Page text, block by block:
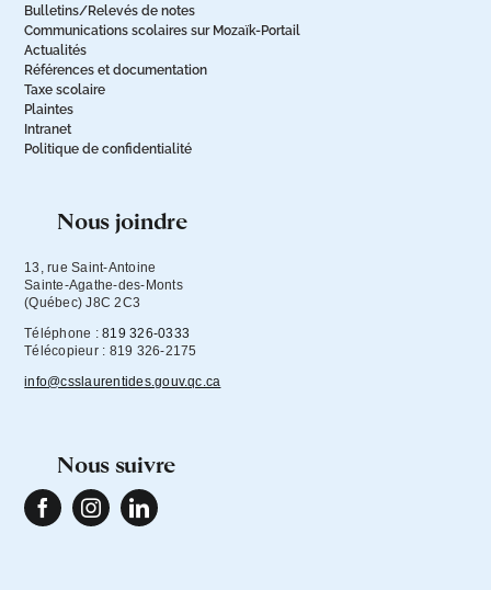
Bulletins/Relevés de notes
Communications scolaires sur Mozaïk-Portail
Actualités
Références et documentation
Taxe scolaire
Plaintes
Intranet
Politique de confidentialité
nous joindre
13, rue Saint-Antoine
Sainte-Agathe-des-Monts
(Québec) J8C 2C3
Téléphone :819 326-0333
Télécopieur : 819 326-2175
info@csslaurentides.gouv.qc.ca
nous suivre